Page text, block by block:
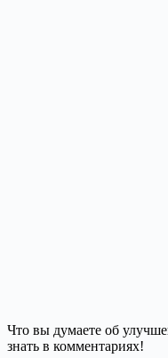
Что вы думаете об
знать в комментариях!